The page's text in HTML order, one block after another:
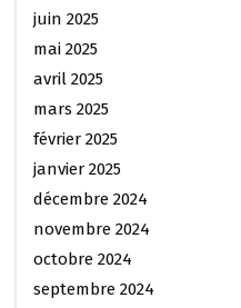
juin 2025
mai 2025
avril 2025
mars 2025
février 2025
janvier 2025
décembre 2024
novembre 2024
octobre 2024
septembre 2024